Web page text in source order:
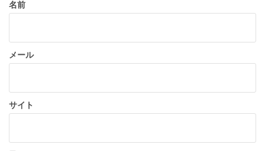
名前
メール
サイト